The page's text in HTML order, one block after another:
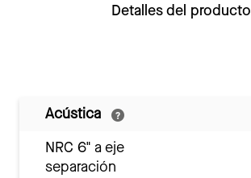
Detalles del producto
Acústica
NRC 6" a eje
separación